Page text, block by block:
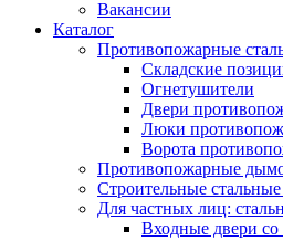
Вакансии
Каталог
Противопожарные
Складские
Огнетушители
Двери
Люки
Ворота
Противопожарные
Строительные
Для частных лиц:
Входные двери со